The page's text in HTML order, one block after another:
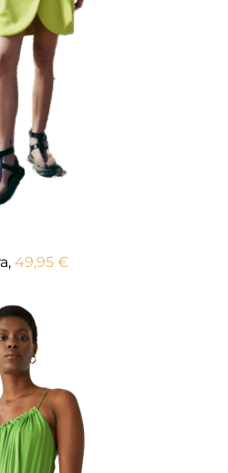
49,95 €